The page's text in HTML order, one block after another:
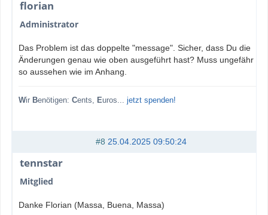
florian
Administrator
Das Problem ist das doppelte "message". Sicher, dass Du die
Änderungen genau wie oben ausgeführt hast? Muss ungefähr
so aussehen wie im Anhang.
Wir Benötigen: Cents, Euros... jetzt spenden!
#8 25.04.2025 09:50:24
tennstar
Mitglied
Danke Florian (Massa, Buena, Massa)